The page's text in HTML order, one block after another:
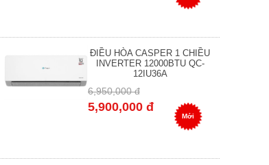
ĐIỀU HÒA CASPER 1 CHIỀU
INVERTER 12000BTU QC-
12IU36A
6,950,000 đ
5,900,000 đ
Mới